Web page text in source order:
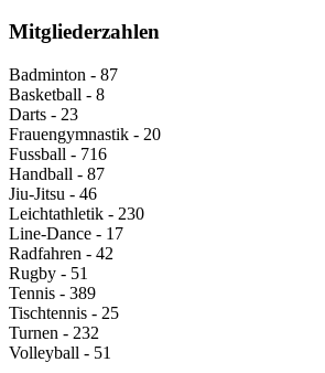
Mitgliederzahlen
Badminton - 87
Basketball - 8
Darts - 23
Frauengymnastik - 20
Fussball - 716
Handball - 87
Jiu-Jitsu - 46
Leichtathletik - 230
Line-Dance - 17
Radfahren - 42
Rugby - 51
Tennis - 389
Tischtennis - 25
Turnen - 232
Volleyball - 51